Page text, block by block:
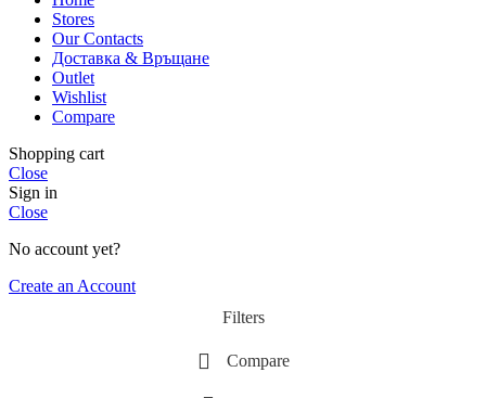
Stores
Our Contacts
Доставка & Връщане
Outlet
Wishlist
Compare
Shopping cart
Close
Sign in
Close
No account yet?
Create an Account
Filters
Compare